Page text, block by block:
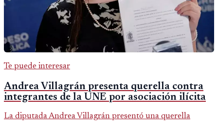
Te puede interesar
Andrea Villagrán presenta querella contra
integrantes de la UNE por asociación ilícita
La diputada Andrea Villagrán presentó una querella